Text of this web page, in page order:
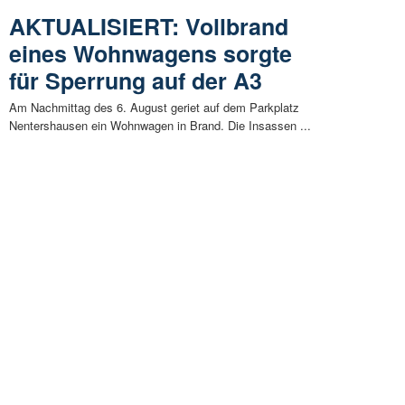
AKTUALISIERT: Vollbrand
eines Wohnwagens sorgte
für Sperrung auf der A3
Am Nachmittag des 6. August geriet auf dem Parkplatz
Nentershausen ein Wohnwagen in Brand. Die Insassen ...